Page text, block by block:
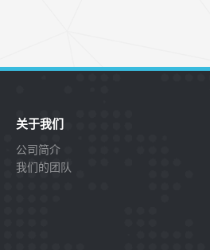
关于我们
公司简介
我们的团队